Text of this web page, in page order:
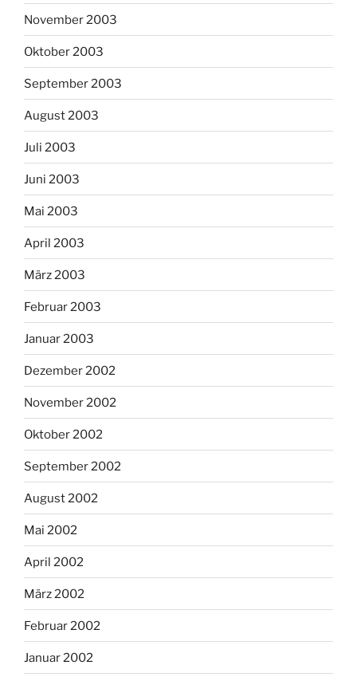
November 2003
Oktober 2003
September 2003
August 2003
Juli 2003
Juni 2003
Mai 2003
April 2003
März 2003
Februar 2003
Januar 2003
Dezember 2002
November 2002
Oktober 2002
September 2002
August 2002
Mai 2002
April 2002
März 2002
Februar 2002
Januar 2002